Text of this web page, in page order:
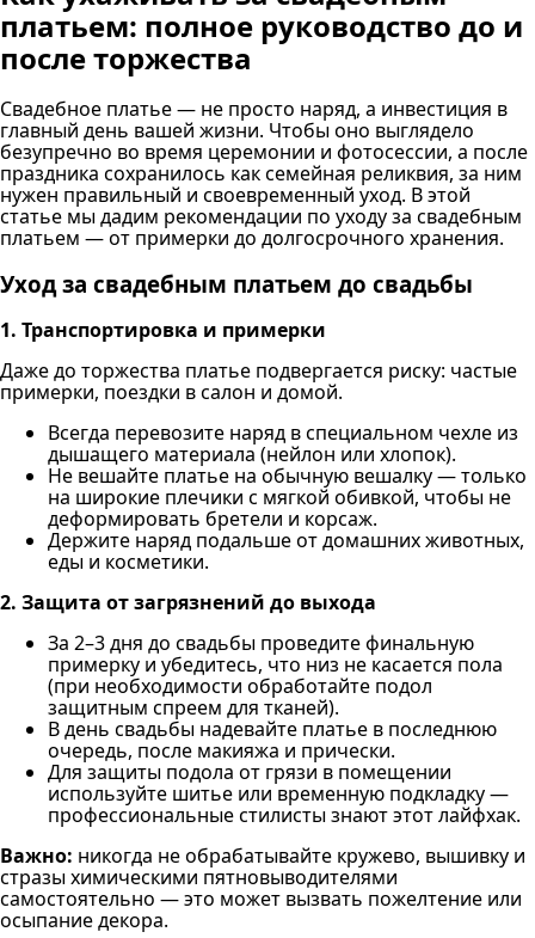
платьем: полное руководство до и
после торжества
Свадебное платье — не просто наряд, а инвестиция в
главный день вашей жизни. Чтобы оно выглядело
безупречно во время церемонии и фотосессии, а после
праздника сохранилось как семейная реликвия, за ним
нужен правильный и своевременный уход. В этой
статье мы дадим рекомендации по уходу за свадебным
платьем — от примерки до долгосрочного хранения.
Уход за свадебным платьем до свадьбы
1. Транспортировка и примерки
Даже до торжества платье подвергается риску: частые
примерки, поездки в салон и домой.
Всегда перевозите наряд в специальном чехле из
дышащего материала (нейлон или хлопок).
Не вешайте платье на обычную вешалку — только
на широкие плечики с мягкой обивкой, чтобы не
деформировать бретели и корсаж.
Держите наряд подальше от домашних животных,
еды и косметики.
2. Защита от загрязнений до выхода
За 2–3 дня до свадьбы проведите финальную
примерку и убедитесь, что низ не касается пола
(при необходимости обработайте подол
защитным спреем для тканей).
В день свадьбы надевайте платье в последнюю
очередь, после макияжа и прически.
Для защиты подола от грязи в помещении
используйте шитье или временную подкладку —
профессиональные стилисты знают этот лайфхак.
Важно: никогда не обрабатывайте кружево, вышивку и
стразы химическими пятновыводителями
самостоятельно — это может вызвать пожелтение или
осыпание декора.